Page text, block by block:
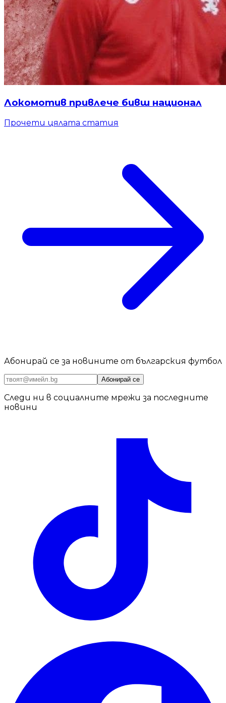
Локомотив привлече бивш национал
Прочети цялата статия
Абонирай се за новините от българския футбол
Абонирай се
Следи ни в социалните мрежи за последните
новини